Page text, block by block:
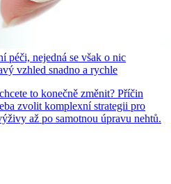
péči, nejedná se však o nic
vzhled snadno a rychle
to konečně změnit? Příčin
zvolit komplexní strategii pro
až po samotnou úpravu nehtů.